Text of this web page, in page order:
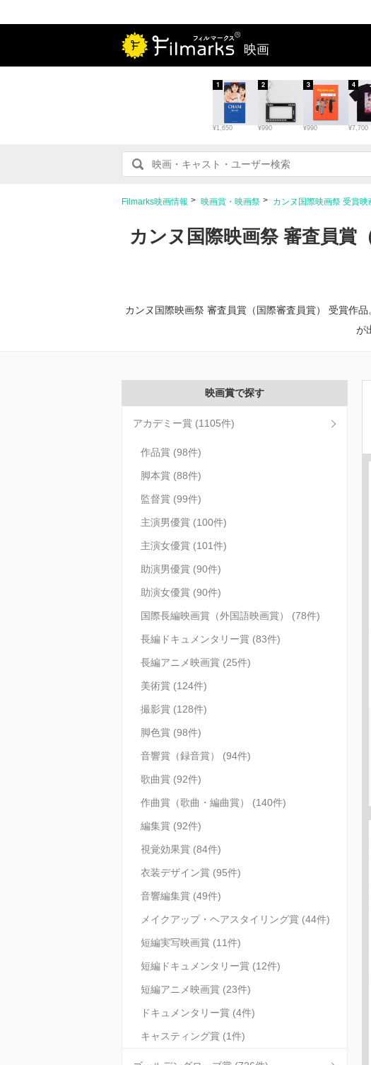
映画
¥1,650
1
¥990
2
¥990
3
¥7,700
4
Filmarks映画情報 映画賞・映画祭 カンヌ国際映画祭 受賞映
カンヌ国際映画祭 審査員賞
カンヌ国際映画祭 審査員賞（国際審査員賞） 受賞作
が
映画賞で探す
アカデミー賞 (1105件)
作品賞 (98件)
脚本賞 (88件)
監督賞 (99件)
主演男優賞 (100件)
主演女優賞 (101件)
助演男優賞 (90件)
助演女優賞 (90件)
国際長編映画賞（外国語映画賞） (78件)
長編ドキュメンタリー賞 (83件)
長編アニメ映画賞 (25件)
美術賞 (124件)
撮影賞 (128件)
脚色賞 (98件)
音響賞（録音賞） (94件)
歌曲賞 (92件)
作曲賞（歌曲・編曲賞） (140件)
編集賞 (92件)
視覚効果賞 (84件)
衣装デザイン賞 (95件)
音響編集賞 (49件)
メイクアップ・ヘアスタイリング賞 (44件)
短編実写映画賞 (11件)
短編ドキュメンタリー賞 (12件)
短編アニメ映画賞 (23件)
ドキュメンタリー賞 (4件)
キャスティング賞 (1件)